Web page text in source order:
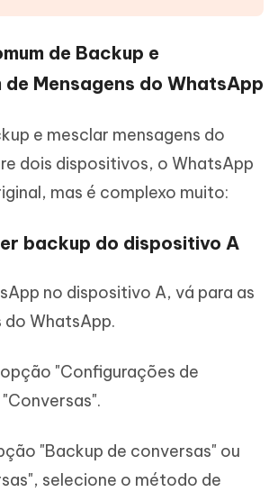
de Backup e
de Mensagens do WhatsApp
e mesclar mensagens do
dois dispositivos, o WhatsApp
mas é complexo muito:
backup do dispositivo A
no dispositivo A, vá para as
WhatsApp.
"Configurações de
"Backup de conversas" ou
selecione o método de